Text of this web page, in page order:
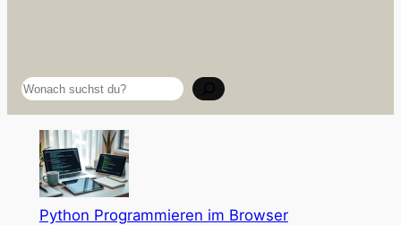
Suchen
Python Programmieren im Browser